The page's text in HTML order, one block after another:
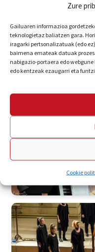
Zure
Gailuaren informazioa
teknologietaz baliatzen gara.
iragarki pertsonalizatuak (edo
baimena emateak datuak
nabigazio-portaera edo
edo kentzeak ezaugarri eta
Cookie